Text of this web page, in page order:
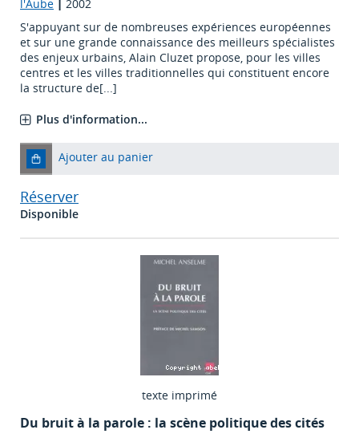
l'Aube | 2002
S'appuyant sur de nombreuses expériences européennes
et sur une grande connaissance des meilleurs spécialistes
des enjeux urbains, Alain Cluzet propose, pour les villes
centres et les villes traditionnelles qui constituent encore
la structure de[...]
Plus d'information...
Ajouter au panier
Réserver
Disponible
texte imprimé
Du bruit à la parole : la scène politique des cités